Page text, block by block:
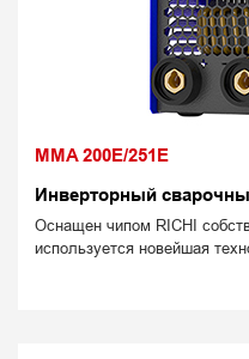
MMA 200E/251E
Инверторный
Оснащен чипом RICHI
используется новейшая